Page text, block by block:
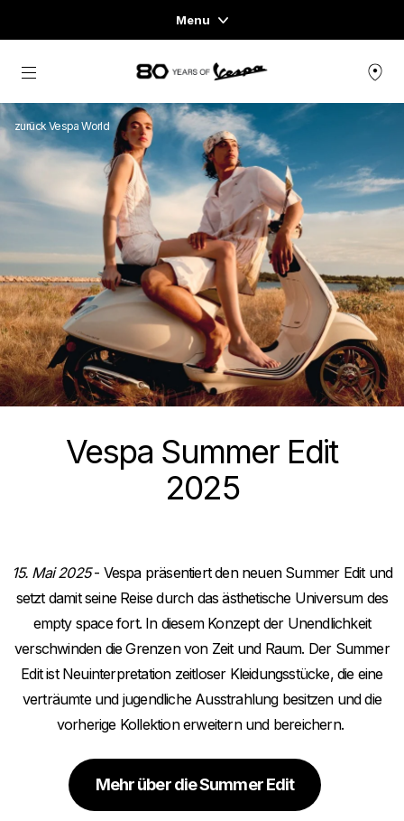
Menu
Home
FAHRZEUGAUSWAHL
KLEIDUNG & LIFESTYLE
EXPERIENCES
CONCEPT STORE
zurück zum Hauptinhalt
zurück Vespa World
Vespa Summer Edit
2025
15. Mai 2025- Vespa präsentiert den neuen Summer Edit und
setzt damit seine Reise durch das ästhetische Universum des
empty space fort. In diesem Konzept der Unendlichkeit
verschwinden die Grenzen von Zeit und Raum. Der Summer
Edit ist Neuinterpretation zeitloser Kleidungsstücke, die eine
verträumte und jugendliche Ausstrahlung besitzen und die
vorherige Kollektion erweitern und bereichern.
Mehr über die Summer Edit